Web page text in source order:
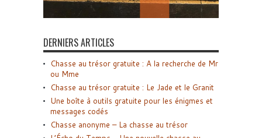
DERNIERS ARTICLES
Chasse au trésor gratuite : A la recherche de Mr
ou Mme
Chasse au trésor gratuite : Le Jade et le Granit
Une boîte à outils gratuite pour les énigmes et
messages codés
Chasse anonyme – La chasse au trésor